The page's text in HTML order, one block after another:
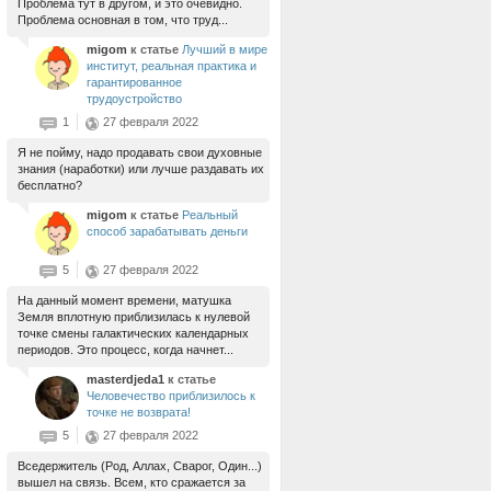
Проблема тут в другом, и это очевидно.
Проблема основная в том, что труд...
migom к статье Лучший в мире
институт, реальная практика и
гарантированное
трудоустройство
1
27 февраля 2022
Я не пойму, надо продавать свои духовные
знания (наработки) или лучше раздавать их
бесплатно?
migom к статье Реальный
способ зарабатывать деньги
5 27 февраля 2022
На данный момент времени, матушка
Земля вплотную приблизилась к нулевой
точке смены галактических календарных
периодов. Это процесс, когда начнет...
masterdjeda1 к статье
Человечество приблизилось к
точке не возврата!
5
27 февраля 2022
Вседержитель (Род, Аллах, Сварог, Один...)
вышел на связь. Всем, кто сражается за